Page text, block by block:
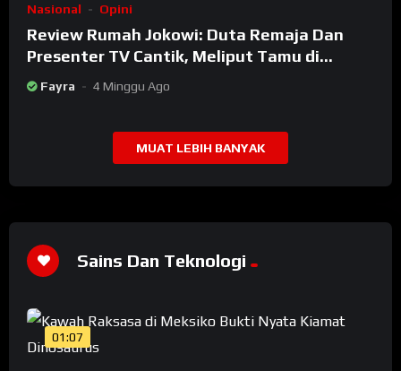
Nasional Opini
Review Rumah Jokowi: Duta Remaja Dan
Presenter TV Cantik, Meliput Tamu di
Rumah Jokowi
Fayra 4 Minggu Ago
MUAT LEBIH BANYAK
Sains Dan Teknologi
01:07